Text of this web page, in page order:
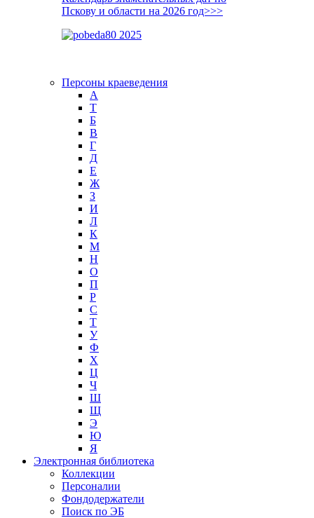
Пскову и области на 2026 год>>>
Персоны краеведения
А
T
Б
В
Г
Д
Е
Ж
З
И
Л
К
М
Н
О
П
Р
С
Т
У
Ф
Х
Ц
Ч
Ш
Щ
Э
Ю
Я
Электронная библиотека
Коллекции
Персоналии
Фондодержатели
Поиск по ЭБ